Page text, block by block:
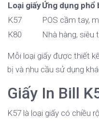
Loại giấyỨng dụng phổ
K57
POS cầm tay,
K80
Nhà hàng, siêu
Mỗi loại giấy được thiết
bị và nhu cầu sử dụng
Giấy In Bill
K57 là loại giấy có chiều